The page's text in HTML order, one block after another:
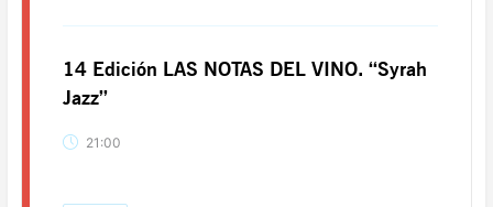
14 Edición LAS NOTAS DEL VINO. “Syrah
Jazz”
21:00